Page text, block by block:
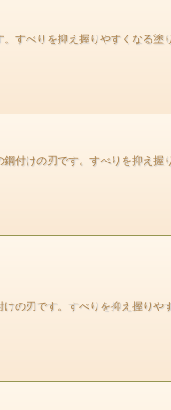
すべりを抑え握りやすくなる塗
付けの刃です。すべりを抑え
の刃です。すべりを抑え握り